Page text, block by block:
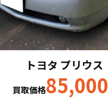
トヨタ プリウス
買取価格85,000